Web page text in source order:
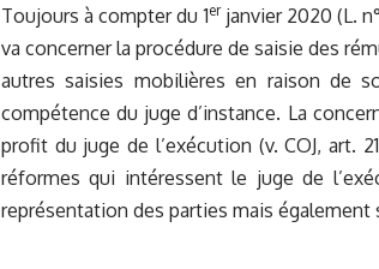
Toujours à compter du 1erjanvier 2020 (L.
va concerner la procédure de saisie des
autres saisies mobilières en raison de
compétence du juge d’instance. La
profit du juge de l’exécution (v. COJ, art.
réformes qui intéressent le juge de
représentation des parties mais également